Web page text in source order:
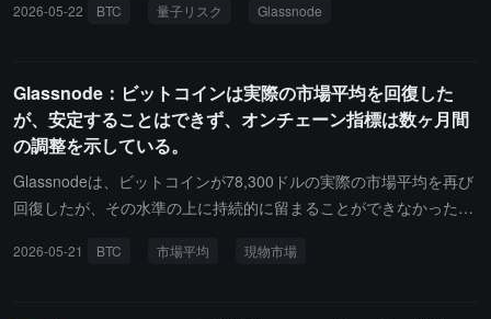
0週移動平均価格は約6.17万ドルです。現段階での高確率の底の範
なのは、サイクルの調整幅が徐々に小さくなっていることです：前
の数回の低点の下落幅は約85%、84%、77%でしたが、今回の下落
幅は約50%にとどまっています。これは高確率の底が上の範囲に位
置する可能性が高いことを意味しますが、極端な売りの可能性を排
除することはできません。
的には、約 604 万枚のビットコインが 4690 億ドルを超える価値を
シグ構造、Taproot 出力など、デフォルトで公開鍵を露出させるス
クリプト形式に起因している。約 412 万枚は操作的な露出に該当
し、アドレスの再利用行為に起因している。操作的な露出のあるビ
ットコインの中で、取引所関連のものは約 166 万枚で、総供給量の
8.3%を占め、すべての操作的露出ビットコインの約 40%を占めて
うち、量子リスクにさらされているのはわずか 5% であるのに対
2026-05-22 BTC 量子リスク Glassnode
Glassnode：ビットコインは実際の市場平均を回復した
が、安定することはできず、オンチェーン指標は数ヶ月間
の調整を示している。
Glassnodeは、ビットコインが78,300ドルの実際の市場平均を再び
回復したが、その水準の上に持続的に留まることができなかったと
転換を確認する前に、数週間から数ヶ月の調整が必要であることを
2026-05-21 BTC 市場平均 現物市場